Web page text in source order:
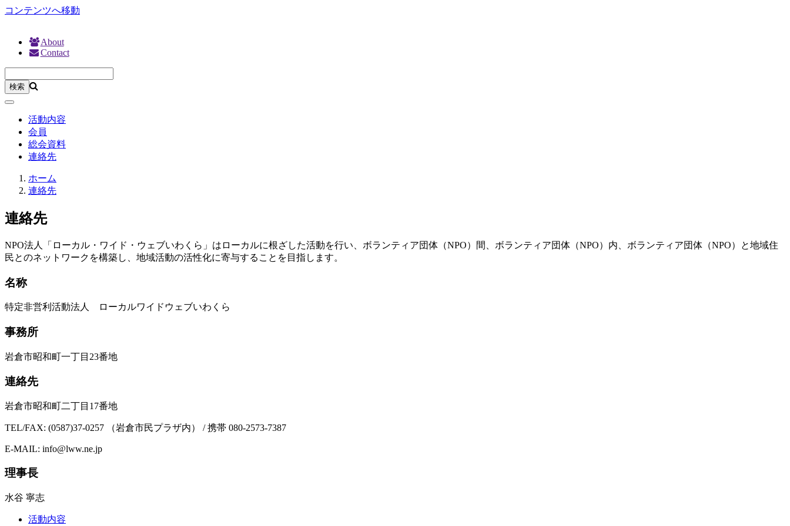
コンテンツへ移動
About
Contact
活動内容
会員
総会資料
連絡先
ホーム
連絡先
連絡先
NPO法人「ローカル・ワイド・ウェブいわくら」はローカルに根ざした活動を行い、ボランティア団体（NPO）間、ボランティア団体（NPO）内、ボランティア団体（NPO）と地域住
民とのネットワークを構築し、地域活動の活性化に寄与することを目指します。
名称
特定非営利活動法人 ローカルワイドウェブいわくら
事務所
岩倉市昭和町一丁目23番地
連絡先
岩倉市昭和町二丁目17番地
TEL/FAX: (0587)37-0257 （岩倉市民プラザ内） / 携帯 080-2573-7387
E-MAIL: info@lww.ne.jp
理事長
水谷 寧志
活動内容